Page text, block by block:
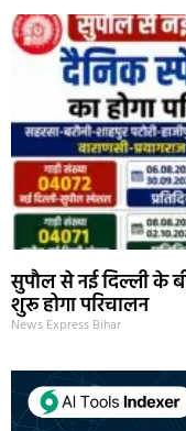
सुपौल से नई दिल्ली के
शुरू होगा परिचालन
News Express Bihar